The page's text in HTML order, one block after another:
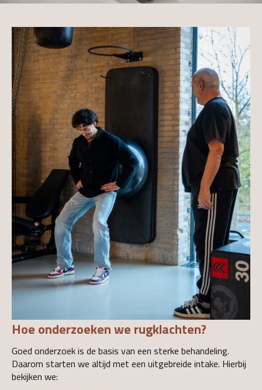
Hoe onderzoeken we rugklachten?
Goed onderzoek is de basis van een sterke behandeling.
Daarom starten we altijd met een uitgebreide intake. Hierbij
bekijken we: